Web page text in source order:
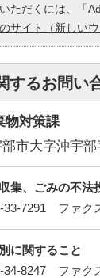
ただくには、「
サイト（新しいウ
するお問い
物対策課
市大字沖宇部
集、ごみの不法
33-7291 ファク
に関すること
34-8247 ファク